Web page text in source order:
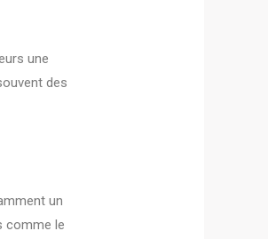
une
des
un
comme le